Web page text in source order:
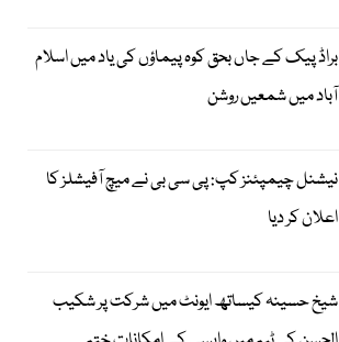
براڈ پیک کے جاں بحق کوہ پیماؤں کی یاد میں اسلام
آباد میں شمعیں روشن
نیشنل چیمپئنز کپ: پی سی بی نے میچ آفیشلز کا
اعلان کر دیا
شیخ حسینہ کیساتھ ایونٹ میں شرکت پر شکیب